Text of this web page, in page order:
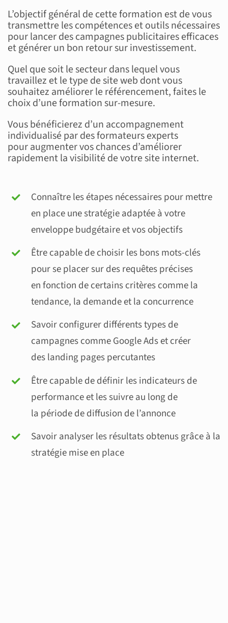
L’objectif général de cette formation est de vous
transmettre les compétences et outils nécessaires
pour lancer des campagnes publicitaires efficaces
et générer un bon retour sur investissement.
Quel que soit le secteur dans lequel vous
travaillez et le type de site web dont vous
souhaitez améliorer le référencement, faites le
choix d’une formation sur-mesure.
Vous bénéficierez d’un accompagnement
individualisé par des formateurs experts
pour augmenter vos chances d’améliorer
rapidement la visibilité de votre site internet.
Connaître les étapes nécessaires pour mettre
en place une stratégie adaptée à votre
enveloppe budgétaire et vos objectifs
Être capable de choisir les bons mots-clés
pour se placer sur des requêtes précises
en fonction de certains critères comme la
tendance, la demande et la concurrence
Savoir configurer différents types de
campagnes comme Google Ads et créer
des landing pages percutantes
Être capable de définir les indicateurs de
performance et les suivre au long de
la période de diffusion de l’annonce
Savoir analyser les résultats obtenus grâce à la
stratégie mise en place